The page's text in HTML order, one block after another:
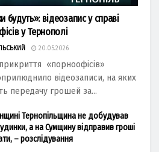
відеозапис у справі
у Тернополі
20.05.2026
«порноофісів»
відеозаписи, на яких
передачу грошей за...
Тернопільщина не добудував
а на Сумщину відправив гроші
– розслідування